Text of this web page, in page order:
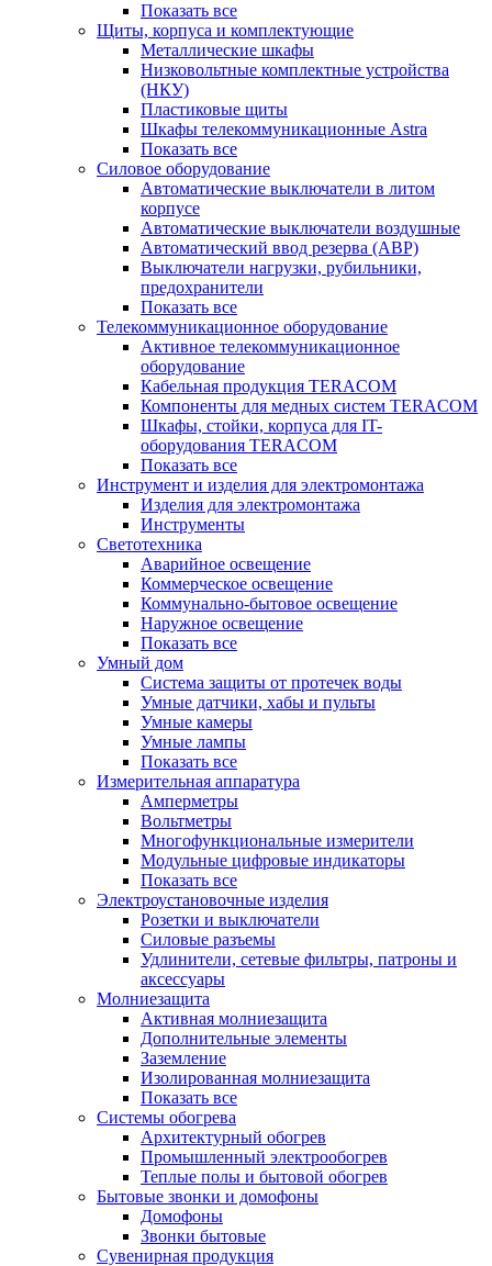
Показать все
Щиты, корпуса и комплектующие
Металлические шкафы
Низковольтные комплектные устройства
(НКУ)
Пластиковые щиты
Шкафы телекоммуникационные Astra
Показать все
Силовое оборудование
Автоматические выключатели в литом
корпусе
Автоматические выключатели воздушные
Автоматический ввод резерва (АВР)
Выключатели нагрузки, рубильники,
предохранители
Показать все
Телекоммуникационное оборудование
Активное телекоммуникационное
оборудование
Кабельная продукция TERACOM
Компоненты для медных систем TERACOM
Шкафы, стойки, корпуса для IT-
оборудования TERACOM
Показать все
Инструмент и изделия для электромонтажа
Изделия для электромонтажа
Инструменты
Светотехника
Аварийное освещение
Коммерческое освещение
Коммунально-бытовое освещение
Наружное освещение
Показать все
Умный дом
Система защиты от протечек воды
Умные датчики, хабы и пульты
Умные камеры
Умные лампы
Показать все
Измерительная аппаратура
Амперметры
Вольтметры
Многофункциональные измерители
Модульные цифровые индикаторы
Показать все
Электроустановочные изделия
Розетки и выключатели
Силовые разъемы
Удлинители, сетевые фильтры, патроны и
аксессуары
Молниезащита
Активная молниезащита
Дополнительные элементы
Заземление
Изолированная молниезащита
Показать все
Системы обогрева
Архитектурный обогрев
Промышленный электрообогрев
Теплые полы и бытовой обогрев
Бытовые звонки и домофоны
Домофоны
Звонки бытовые
Сувенирная продукция